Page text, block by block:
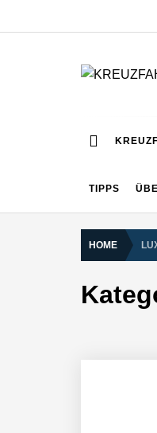
to
TIPPS
HOME